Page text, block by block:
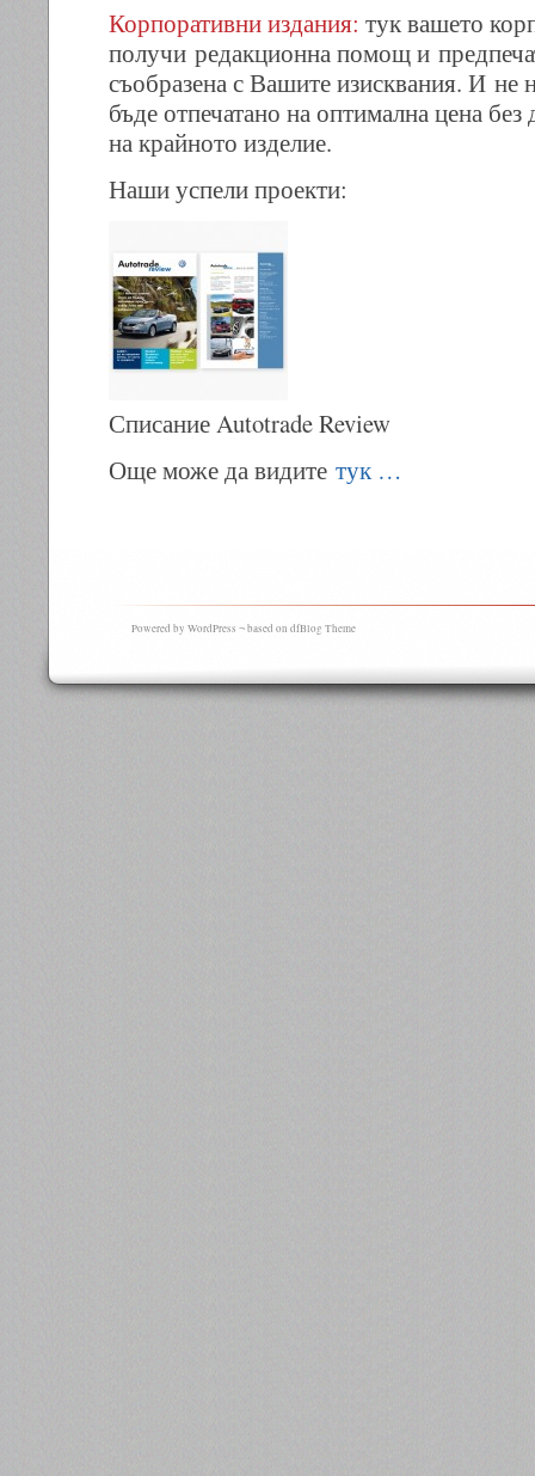
Корпоративни издания: тук вашето
получи редакционна помощ и
съобразена с Вашите изисквания. И не
бъде отпечатано на оптимална цена без
на крайното изделие.
Наши успели проекти:
Списание Autotrade Review
Още може да видите тук …
Powered by WordPress ¬ based on dfBlog Theme